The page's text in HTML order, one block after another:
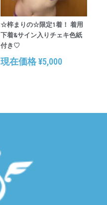
☆梓まりの☆限定1着！ 着用
下着&サイン入りチェキ色紙
付き♡
現在価格¥5,000